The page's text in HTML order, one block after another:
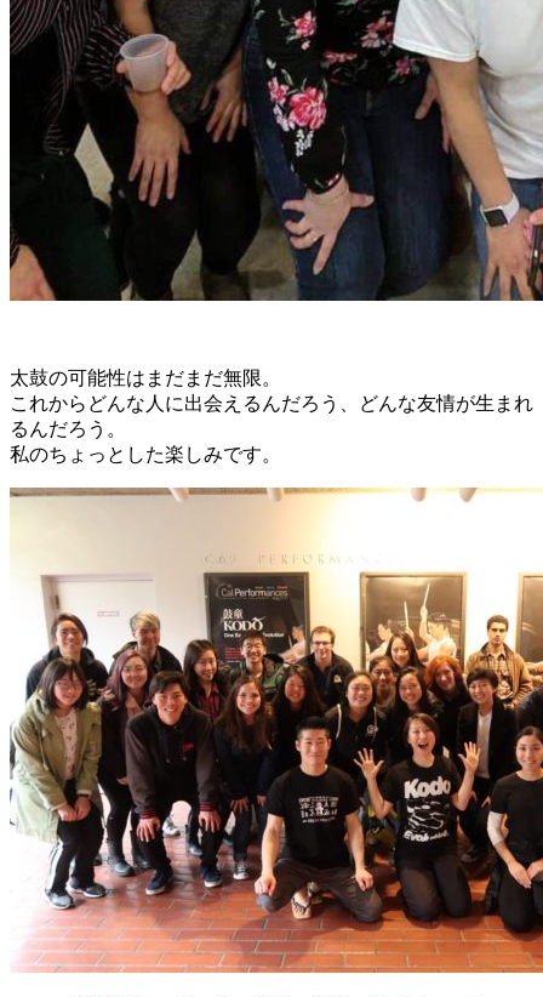
太鼓の可能性はまだまだ無限。
これからどんな人に出会えるんだろう、どんな友情が生まれ
るんだろう。
私のちょっとした楽しみです。